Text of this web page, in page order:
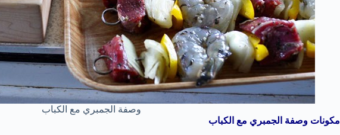
وصفة الجمبري مع الكباب
مكونات وصفة الجمبري مع الكباب